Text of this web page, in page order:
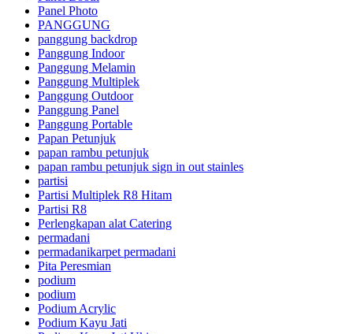
Panel Photo
PANGGUNG
panggung backdrop
Panggung Indoor
Panggung Melamin
Panggung Multiplek
Panggung Outdoor
Panggung Panel
Panggung Portable
Papan Petunjuk
papan rambu petunjuk
papan rambu petunjuk sign in out stainles
partisi
Partisi Multiplek R8 Hitam
Partisi R8
Perlengkapan alat Catering
permadani
permadanikarpet permadani
Pita Peresmian
podium
podium
Podium Acrylic
Podium Kayu Jati